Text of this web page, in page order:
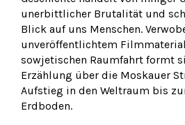
unerbittlicher Brutalität und
Blick auf uns Menschen.
unveröffentlichtem
sowjetischen Raumfahrt formt
Erzählung über die Moskauer
Aufstieg in den Weltraum bis
Erdboden.